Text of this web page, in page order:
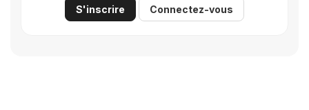
S'inscrire Connectez-vous